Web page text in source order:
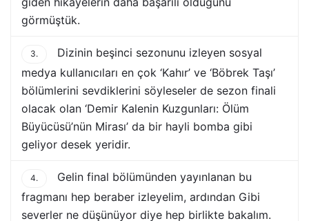
görmüştük.
3.
Dizinin beşinci sezonunu izleyen sosyal
medya kullanıcıları en çok ‘Kahır’ ve ‘Böbrek Taşı’
bölümlerini sevdiklerini söyleseler de sezon finali
olacak olan ‘Demir Kalenin Kuzgunları: Ölüm
Büyücüsü’nün Mirası’ da bir hayli bomba gibi
geliyor desek yeridir.
4.
Gelin final bölümünden yayınlanan bu
fragmanı hep beraber izleyelim, ardından Gibi
severler ne düşünüyor diye hep birlikte bakalım.